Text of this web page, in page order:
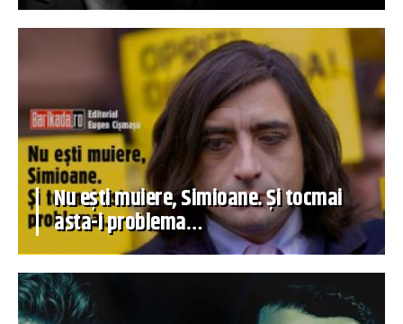
Nu ești muiere, Simioane. Și tocmai
asta-i problema…